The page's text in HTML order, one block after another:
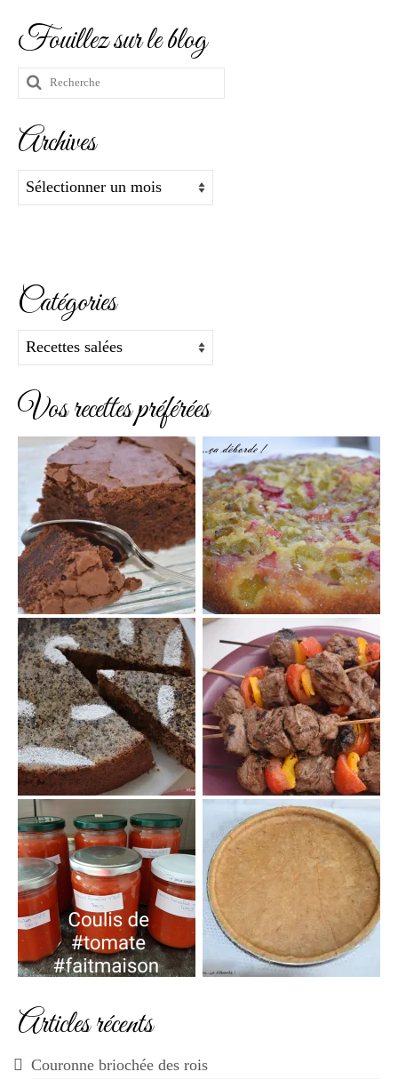
Fouillez sur le blog
Rechercher
Archives
Archives
Catégories
Catégories
Vos recettes préférées
Articles récents
Couronne briochée des rois